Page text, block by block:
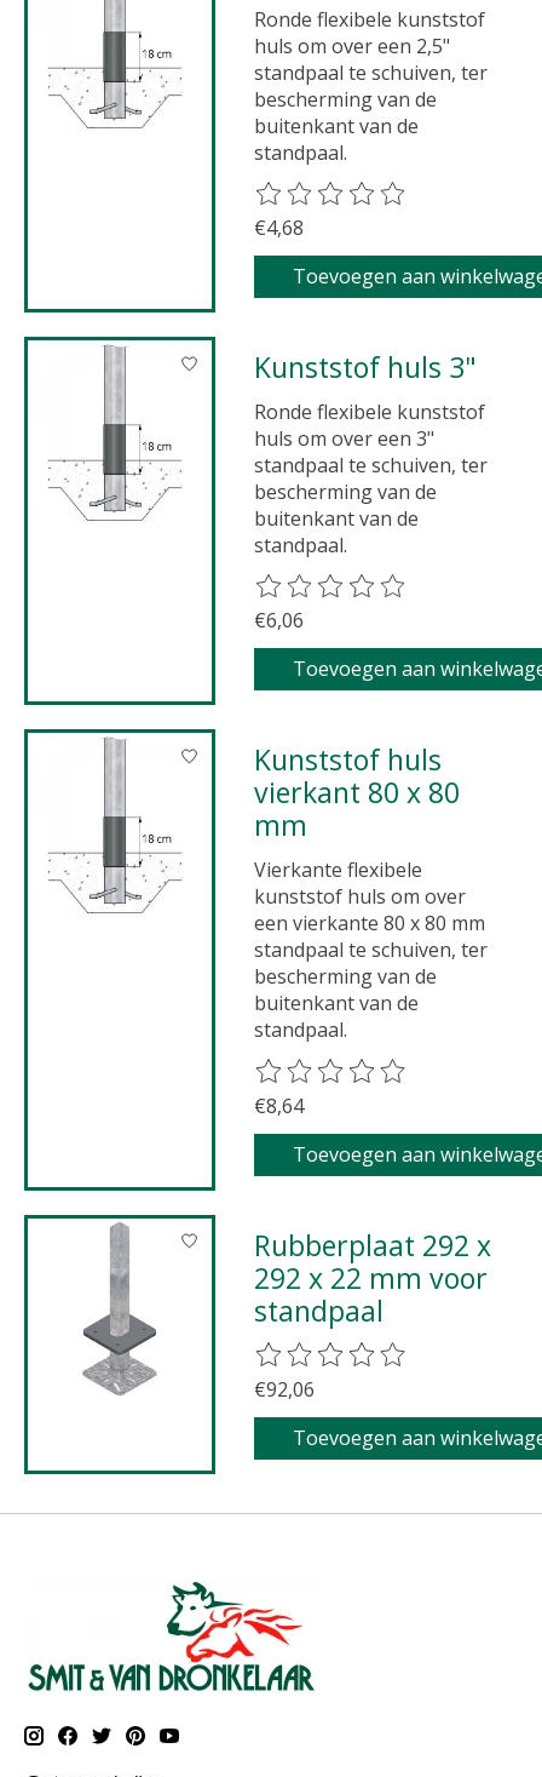
Ronde flexibele kunststof
huls om over een 2,5"
standpaal te schuiven, ter
bescherming van de
buitenkant van de
standpaal.
De beoordeling van dit
€4,68
Toevoegen aan
Kunststof huls 3"
Ronde flexibele kunststof
huls om over een 3"
standpaal te schuiven, ter
bescherming van de
buitenkant van de
standpaal.
De beoordeling van dit
€6,06
Toevoegen aan
Kunststof huls
vierkant 80 x 80
mm
Vierkante flexibele
kunststof huls om over
een vierkante 80 x 80 mm
standpaal te schuiven, ter
bescherming van de
buitenkant van de
standpaal.
De beoordeling van dit
€8,64
Toevoegen aan
Rubberplaat 292 x
292 x 22 mm voor
standpaal
De beoordeling van dit
€92,06
Toevoegen aan